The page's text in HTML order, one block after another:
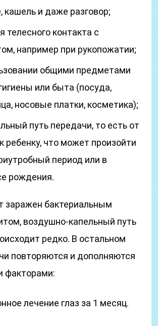
кашель и даже разговор;
телесного контакта с
например при рукопожатии;
общими предметами
или быта (посуда,
носовые платки, косметика);
путь передачи, то есть от
ребенку, что может произойти
период или в
рождения.
заражен бактериальным
воздушно-капельный путь
редко. В остальном
повторяются и дополняются
факторами:
лечение глаз за 1 месяц.